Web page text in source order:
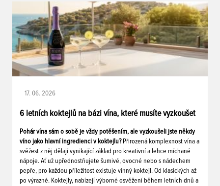
17. 06. 2026
6 letních koktejlů na bázi vína, které musíte vyzkoušet
Pohár vína sám o sobě je vždy potěšením, ale vyzkoušeli jste někdy
víno jako hlavní ingredienci v koktejlu? Přirozená komplexnost vína a
svěžest z něj dělají vynikající základ pro kreativní a lehce míchané
nápoje. Ať už upřednostňujete šumivé, ovocné nebo s nádechem
pepře, pro každou příležitost existuje vinný koktejl. Od klasických až
po výrazné. Koktejly, nabízejí výborné osvěžení během letních dnů a